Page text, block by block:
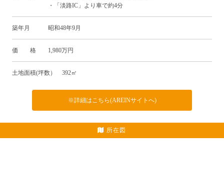
・「淡路IC」より車で約4分
築年月 昭和48年9月
価 格 1,980万円
土地面積(坪数） 392㎡
※詳細はこちら(AREINサイトへ)
所在図